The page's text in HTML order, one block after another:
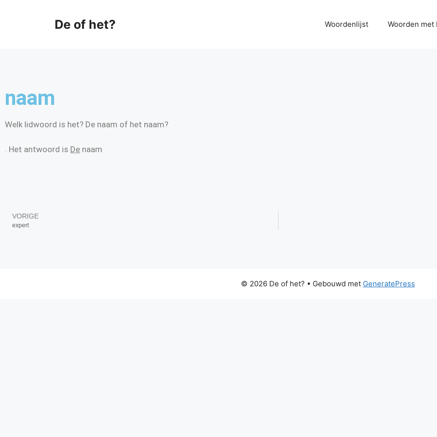
De of het? Woordenlijst Woorden
naam
Welk lidwoord is het? De naam of het naam?
. Het antwoord is De naam
VORIGE
expert
© 2026 De of het? • Gebouwd met GeneratePress